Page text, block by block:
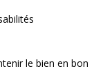
le bien en bon